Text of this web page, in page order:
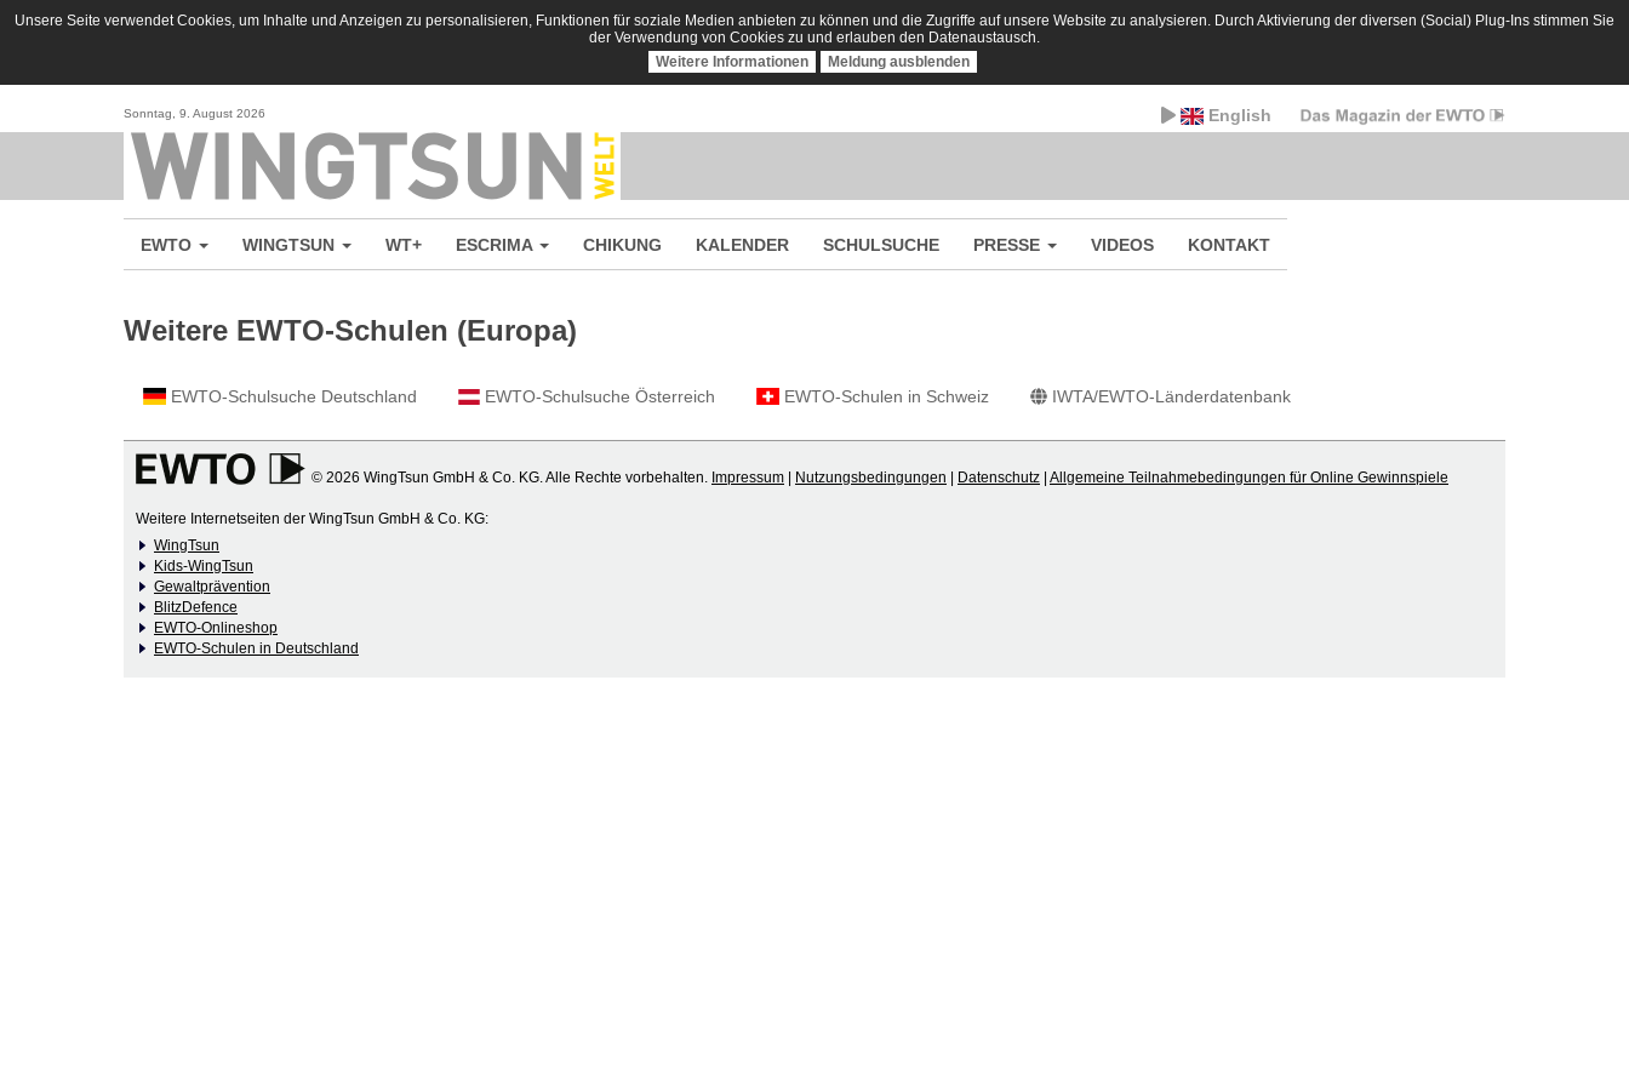
Unsere Seite verwendet Cookies, um Inhalte und Anzeigen zu personalisieren, Funktionen für soziale Medien anbieten zu können und die Zugriffe auf unsere Website zu analysieren. Durch Aktivierung der diversen (Social) Plug-Ins stimmen Sie
der Verwendung von Cookies zu und erlauben den Datenaustausch.
Weitere Informationen
Meldung ausblenden
Sonntag, 9. August 2026 English
EWTO WINGTSUN WT+ ESCRIMA CHIKUNG KALENDER SCHULSUCHE PRESSE VIDEOS KONTAKT
Weitere EWTO-Schulen (Europa)
EWTO-Schulsuche Deutschland EWTO-Schulsuche Österreich EWTO-Schulen in Schweiz IWTA/EWTO-Länderdatenbank
© 2026 WingTsun GmbH & Co. KG. Alle Rechte vorbehalten. Impressum Nutzungsbedingungen Datenschutz Allgemeine Teilnahmebedingungen für Online Gewinnspiele
Weitere Internetseiten der WingTsun GmbH & Co. KG:
WingTsun
Kids-WingTsun
Gewaltprävention
BlitzDefence
EWTO-Onlineshop
EWTO-Schulen in Deutschland